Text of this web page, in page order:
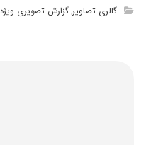
گالری تصاویر,گزارش تصویری ویژه